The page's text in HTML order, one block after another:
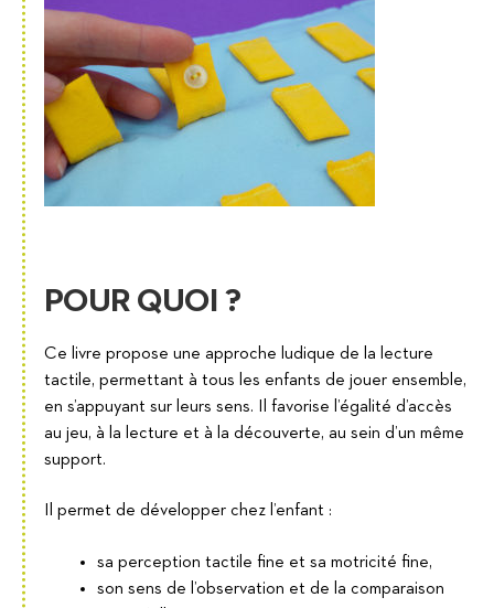
POUR QUOI ?
Ce livre propose une approche ludique de la lecture
tactile, permettant à tous les enfants de jouer ensemble,
en s’appuyant sur leurs sens. Il favorise l’égalité d’accès
au jeu, à la lecture et à la découverte, au sein d’un même
support.
Il permet de développer chez l’enfant :
sa perception tactile fine et sa motricité fine,
son sens de l’observation et de la comparaison